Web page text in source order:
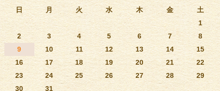
日
月 火 水 木 金
土
1
2
3 4 5 6 7
8
9
10 11 12 13 14
15
16
17 18 19 20 21
22
23
24 25 26 27 28
29
30
31